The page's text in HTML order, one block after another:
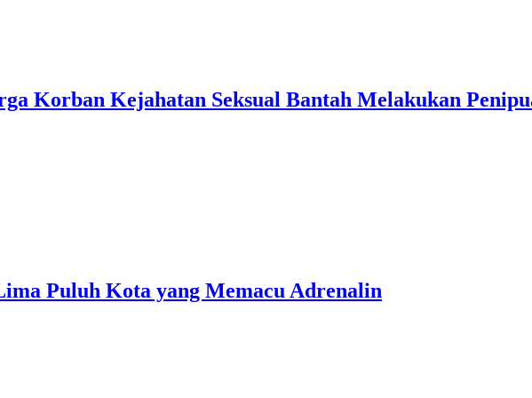
Korban Kejahatan Seksual Bantah Melakukan
Puluh Kota yang Memacu Adrenalin